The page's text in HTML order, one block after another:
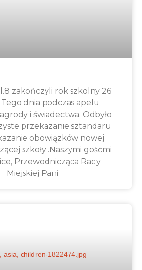
zakończyli rok szkolny 26
dnia podczas apelu
i świadectwa. Odbyło
przekazanie sztandaru
obowiązków nowej
szkoły .Naszymi gośćmi
Przewodnicząca Rady
Miejskiej Pani